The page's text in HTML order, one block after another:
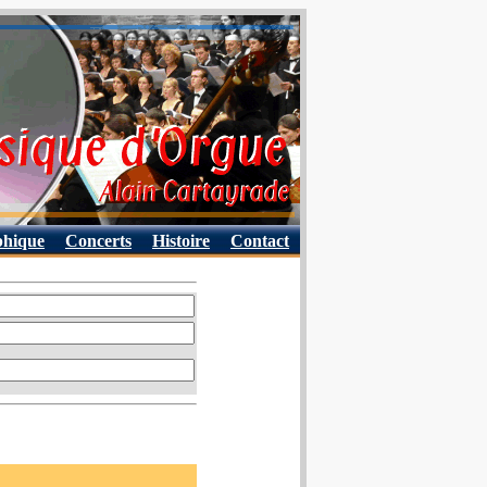
Concerts Histoire Contact